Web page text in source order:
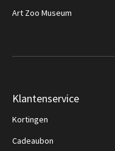
Art Zoo Museum
Klantenservice
Kortingen
Cadeaubon